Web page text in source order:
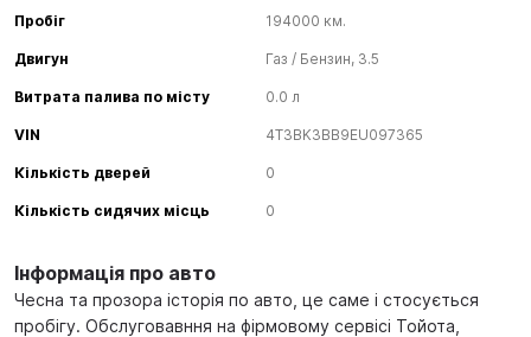
Інформація про авто
Чесна та прозора історія по авто, це саме і стосується
пробігу. Обслуговавння на фірмовому сервісі Тойота,
Пробіг 194000 км.
Двигун Газ / Бензин, 3.5
Витрата палива по місту 0.0 л
VIN 4T3BK3BB9EU097365
Кількість дверей 0
Кількість сидячих місць 0